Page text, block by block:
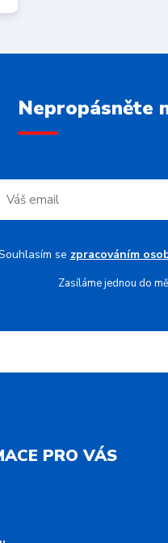
Nepropásněte
se zpracováním
Zasíláme jednou do
PRO VÁS